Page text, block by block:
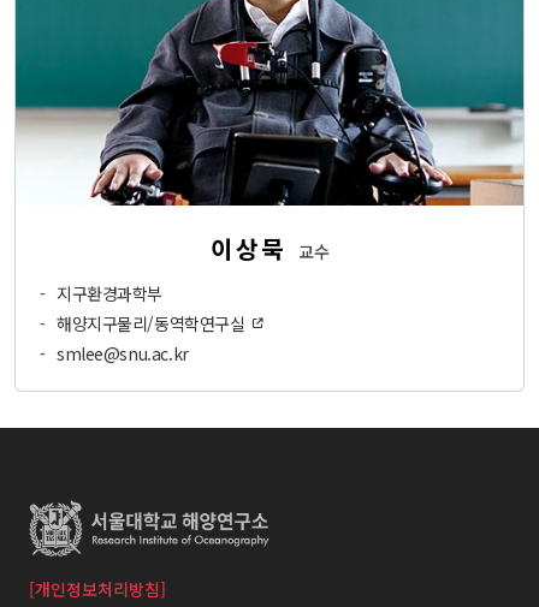
이상묵
교수
- 지구환경과학부
- 해양지구물리/동역학연구실
- smlee@snu.ac.kr
[개인정보처리방침]